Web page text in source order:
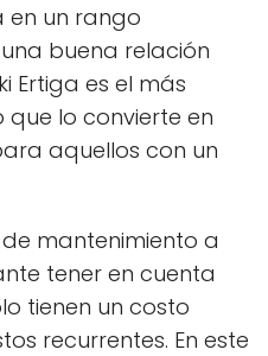
en un rango
buena relación
Ertiga es el más
que lo convierte en
aquellos con un
mantenimiento a
tener en cuenta
tienen un costo
recurrentes. En este